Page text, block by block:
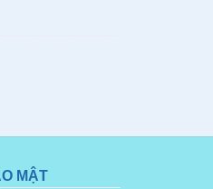
MẬT